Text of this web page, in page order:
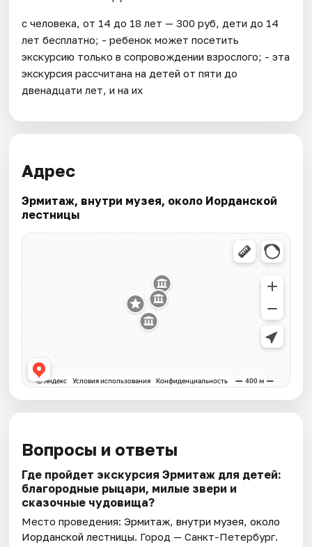
с человека, от 14 до 18 лет — 300 руб, дети до 14
лет бесплатно; - ребенок может посетить
экскурсию только в сопровождении взрослого; - эта
экскурсия рассчитана на детей от пяти до
двенадцати лет, и на их
Адрес
Эрмитаж, внутри музея, около Иорданской
лестницы
Вопросы и ответы
Где пройдет экскурсия Эрмитаж для детей:
благородные рыцари, милые звери и
сказочные чудовища?
Место проведения:Эрмитаж, внутри музея, около
Иорданской лестницы. Город — Санкт-Петербург.